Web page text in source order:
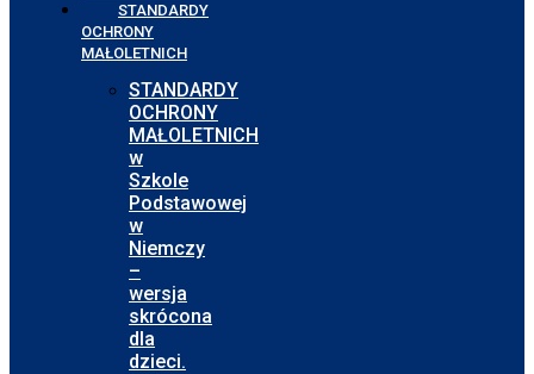
STANDARDY
OCHRONY
MAŁOLETNICH
STANDARDY
OCHRONY
MAŁOLETNICH
w
Szkole
Podstawowej
w
Niemczy
–
wersja
skrócona
dla
dzieci.